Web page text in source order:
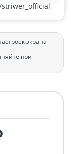
экрана
при